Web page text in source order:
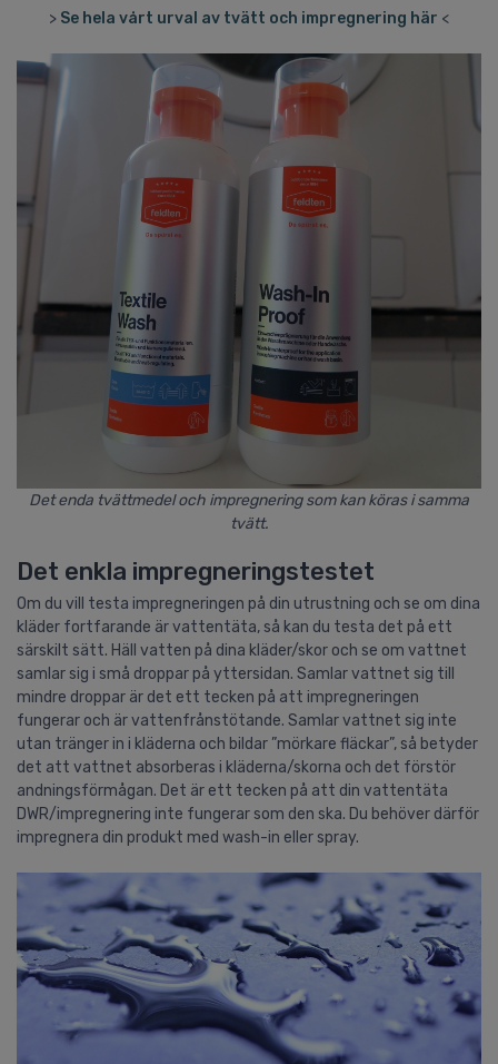
> Se hela vårt urval av tvätt och impregnering här <
Det enda tvättmedel och impregnering som kan köras i samma
tvätt.
Det enkla impregneringstestet
Om du vill testa impregneringen på din utrustning och se om dina
kläder fortfarande är vattentäta, så kan du testa det på ett
särskilt sätt. Häll vatten på dina kläder/skor och se om vattnet
samlar sig i små droppar på yttersidan. Samlar vattnet sig till
mindre droppar är det ett tecken på att impregneringen
fungerar och är vattenfrånstötande. Samlar vattnet sig inte
utan tränger in i kläderna och bildar ”mörkare fläckar”, så betyder
det att vattnet absorberas i kläderna/skorna och det förstör
andningsförmågan. Det är ett tecken på att din vattentäta
DWR/impregnering inte fungerar som den ska. Du behöver därför
impregnera din produkt med wash-in eller spray.